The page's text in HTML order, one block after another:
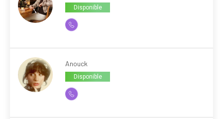
Disponible
Anouck
Disponible